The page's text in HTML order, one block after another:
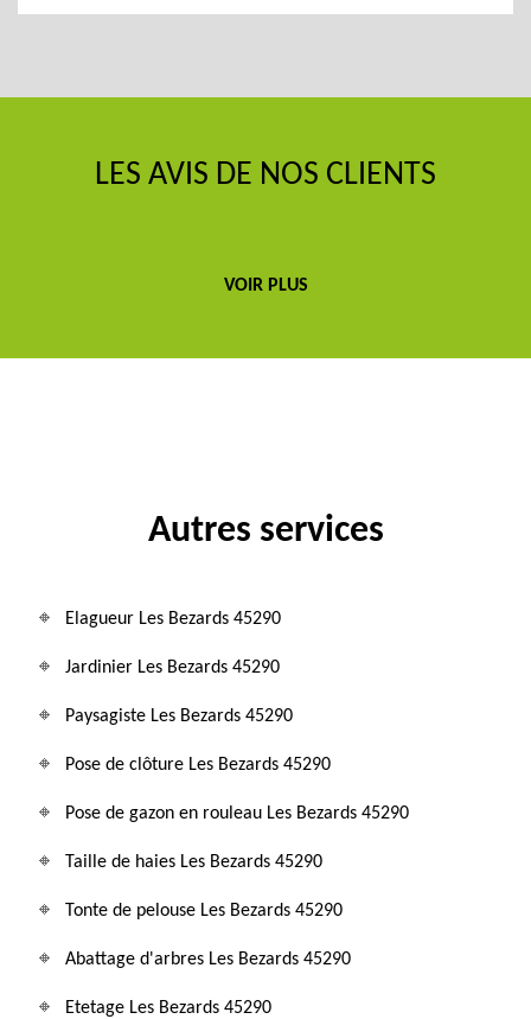
LES AVIS DE NOS CLIENTS
VOIR PLUS
Autres services
Elagueur Les Bezards 45290
Jardinier Les Bezards 45290
Paysagiste Les Bezards 45290
Pose de clôture Les Bezards 45290
Pose de gazon en rouleau Les Bezards 45290
Taille de haies Les Bezards 45290
Tonte de pelouse Les Bezards 45290
Abattage d'arbres Les Bezards 45290
Etetage Les Bezards 45290